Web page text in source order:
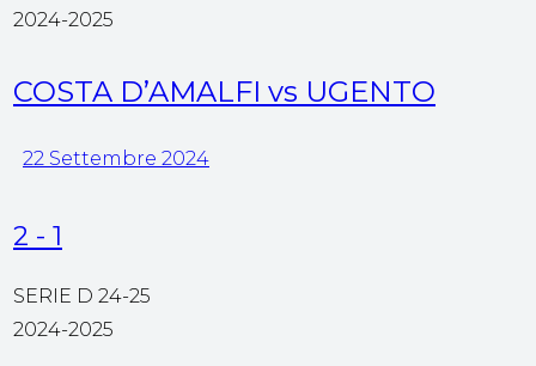
2024-2025
COSTA D’AMALFI vs UGENTO
22 Settembre 2024
2 - 1
SERIE D 24-25
2024-2025